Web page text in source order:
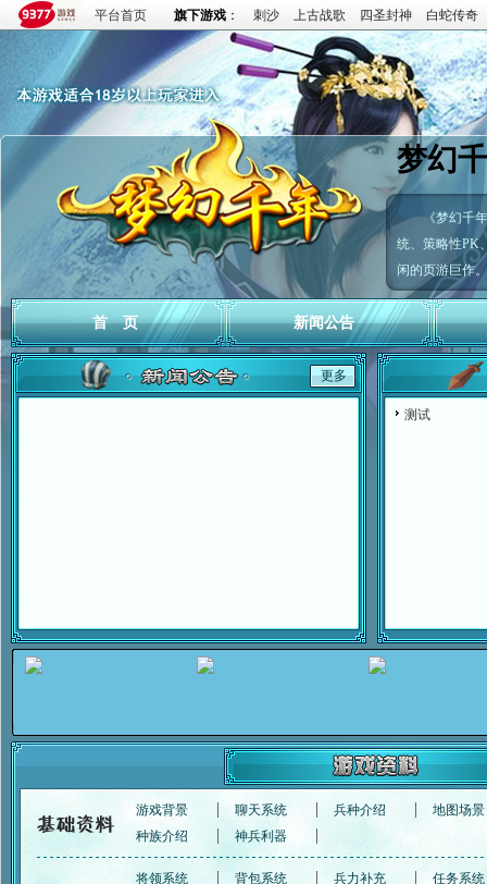
平台首页 旗下游戏 ： 刺沙 上古战歌 四圣封神 白蛇传奇
梦幻
《梦幻千
统、策略性PK
闲的页游巨作
首 页 新闻公告
更多
测试
游戏背景 聊天系统 兵种介绍
地图场景
种族介绍
神兵利器
将领系统 背包系统 兵力补充
任务系统